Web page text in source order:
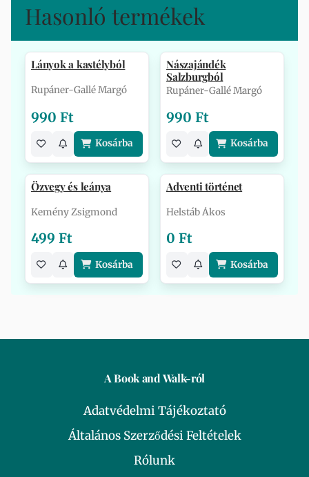
Hasonló termékek
Lányok a kastélyból
Rupáner-Gallé Margó
990 Ft
Kosárba
Nászajándék
Salzburgból
Rupáner-Gallé Margó
990 Ft
Kosárba
Özvegy és leánya
Kemény Zsigmond
499 Ft
Kosárba
Adventi történet
Helstáb Ákos
0 Ft
Kosárba
A Book and Walk-ról
Adatvédelmi Tájékoztató
Általános Szerződési Feltételek
Rólunk